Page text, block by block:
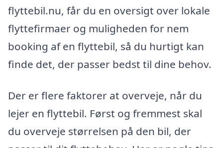
flyttebil.nu, får du en oversigt over lokale
flyttefirmaer og muligheden for nem
booking af en flyttebil, så du hurtigt kan
finde det, der passer bedst til dine behov.
Der er flere faktorer at overveje, når du
lejer en flyttebil. Først og fremmest skal
du overveje størrelsen på den bil, der